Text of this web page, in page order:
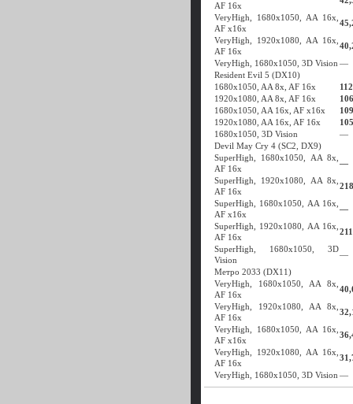
AF 16x
VeryHigh, 1680x1050, AA 16x,
AF x16x
VeryHigh, 1920x1080, AA 16x,
AF 16x
VeryHigh, 1680x1050, 3D Vision —
Resident Evil 5 (DX10)
1680x1050, AA 8x, AF 16x
1920x1080, AA 8x, AF 16x
1680x1050, AA 16x, AF x16x
1920x1080, AA 16x, AF 16x
1680x1050, 3D Vision
—
Devil May Cry 4 (SC2, DX9)
SuperHigh, 1680x1050, AA 8x,
AF 16x
—
SuperHigh, 1920x1080, AA 8x,
AF 16x
SuperHigh, 1680x1050, AA 16x,
AF x16x
—
SuperHigh, 1920x1080, AA 16x,
AF 16x
SuperHigh, 1680x1050, 3D
Vision
—
Метро 2033 (DX11)
VeryHigh, 1680x1050, AA 8x,
AF 16x
VeryHigh, 1920x1080, AA 8x,
AF 16x
VeryHigh, 1680x1050, AA 16x,
AF x16x
VeryHigh, 1920x1080, AA 16x,
AF 16x
VeryHigh, 1680x1050, 3D Vision —